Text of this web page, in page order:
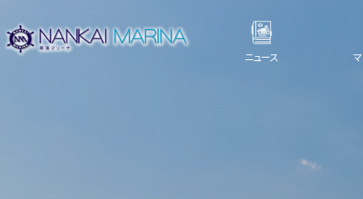
ニュース